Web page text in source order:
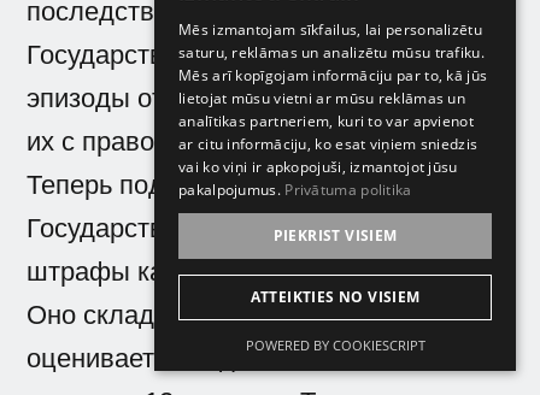
последствиях для вида на жительство.
Государство рассматривало такие
эпизоды отдельно и редко связывало
их с правом проживания.
Теперь подход стал системным.
Государство больше не смотрит на
штрафы как на изолированные случаи.
Оно складывает их вместе и
оценивает поведение человека в
Mēs izmantojam sīkfailus, lai personalizētu
saturu, reklāmas un analizētu mūsu trafiku.
Mēs arī kopīgojam informāciju par to, kā jūs
lietojat mūsu vietni ar mūsu reklāmas un
analītikas partneriem, kuri to var apvienot
ar citu informāciju, ko esat viņiem sniedzis
vai ko viņi ir apkopojuši, izmantojot jūsu
pakalpojumus. Privātuma politika
PIEKRIST VISIEM
ATTEIKTIES NO VISIEM
POWERED BY COOKIESCRIPT